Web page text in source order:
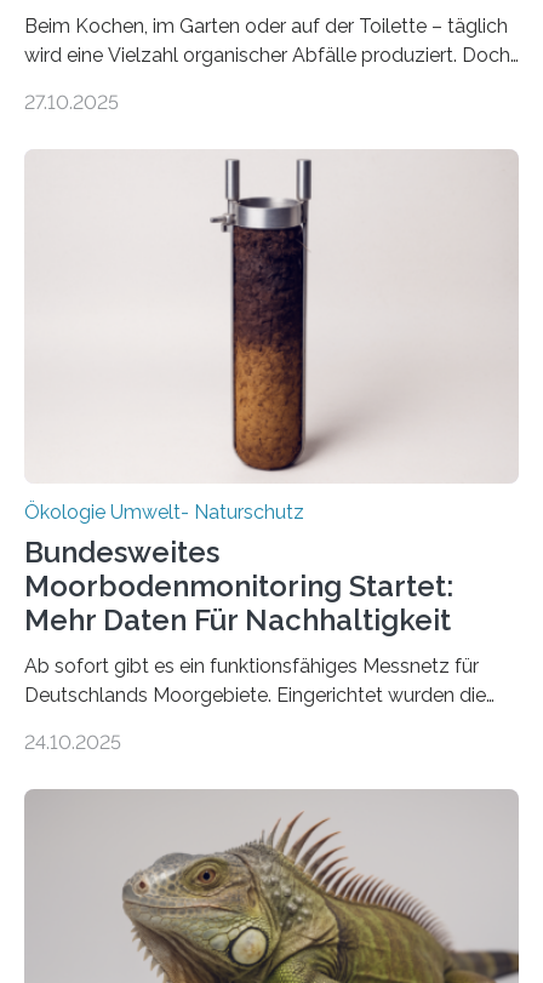
Beim Kochen, im Garten oder auf der Toilette – täglich
wird eine Vielzahl organischer Abfälle produziert. Doch
Potenzial nur dann entfalten können, wenn sie in
Veränderung der Wirtschaft wichtig ist, zeigt der vom
Deutschen Biomasseforschungszentrum und der
Stadtreinigung Leipzig konzipierte und am 24. Oktober
2025 offiziell eingeweihte Stadtrundgang „KreisLauf“. Er
ist ab sofort im Leipziger Stadtgebiet…
27.10.2025
Ökologie Umwelt- Naturschutz
Bundesweites
Moorbodenmonitoring Startet:
Mehr Daten Für Nachhaltigkeit
Ab sofort gibt es ein funktionsfähiges Messnetz für
Deutschlands Moorgebiete. Eingerichtet wurden die
vergangenen fünf Jahren von Wissenschaftlerinnen
heutigen Donnerstag übergeben sie ihren Bericht zur
Aufbauphase an den Auftraggeber, das
Bundesministerium für Landwirtschaft, Ernährung und
Heimat. Braunschweig/Eberswalde (23. Oktober 2025).
Ein Netz aus 155 Messstationen spannt sich neuerdings
über Deutschlands Moorböden. Eingerichtet wurden sie
24.10.2025